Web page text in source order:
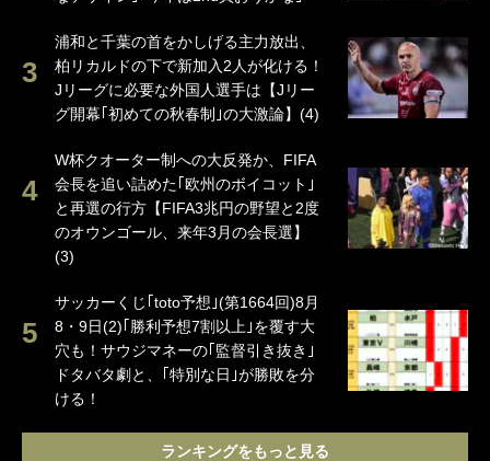
浦和と千葉の首をかしげる主力放出、
柏リカルドの下で新加入2人が化ける！
Jリーグに必要な外国人選手は【Jリー
グ開幕｢初めての秋春制｣の大激論】(4)
W杯クオーター制への大反発か、FIFA
会長を追い詰めた｢欧州のボイコット｣
と再選の行方【FIFA3兆円の野望と2度
のオウンゴール、来年3月の会長選】
(3)
サッカーくじ｢toto予想｣(第1664回)8月
8・9日(2)｢勝利予想7割以上｣を覆す大
穴も！サウジマネーの｢監督引き抜き｣
ドタバタ劇と、｢特別な日｣が勝敗を分
ける！
ランキングをもっと見る